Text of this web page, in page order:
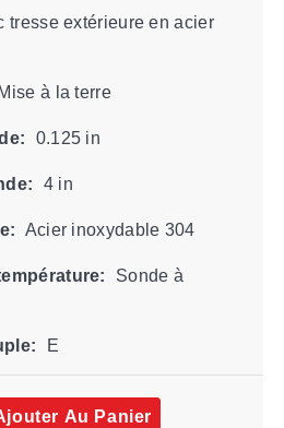
tresse extérieure en acier
Mise à la terre
0.125 in
4 in
Acier inoxydable 304
Sonde à
E
Au Panier